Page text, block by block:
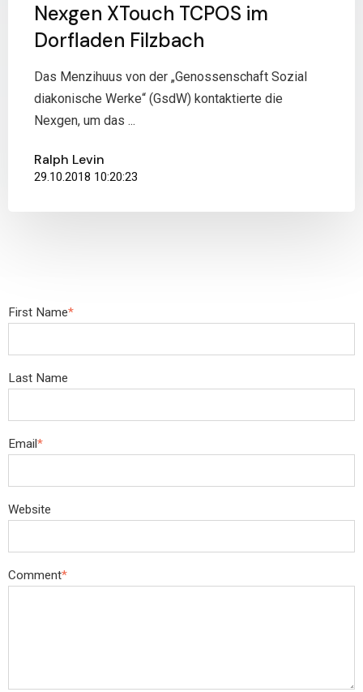
Nexgen XTouch TCPOS im
Dorfladen Filzbach
Das Menzihuus von der „Genossenschaft Sozial
diakonische Werke“ (GsdW) kontaktierte die
Nexgen, um das ...
Ralph Levin
29.10.2018 10:20:23
First Name*
Last Name
Email*
Website
Comment*